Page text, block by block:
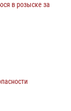
в розыске за
в